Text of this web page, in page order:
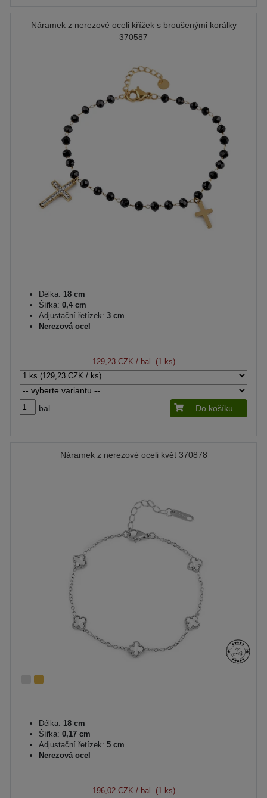
Náramek z nerezové oceli křížek s broušenými korálky
370587
Délka: 18 cm
Šířka: 0,4 cm
Adjustační řetízek: 3 cm
Nerezová ocel
129,23 CZK / bal. (1 ks)
bal. Do košíku
Náramek z nerezové oceli květ 370878
Délka: 18 cm
Šířka: 0,17 cm
Adjustační řetízek: 5 cm
Nerezová ocel
196,02 CZK / bal. (1 ks)